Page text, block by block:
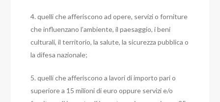
4. quelli che afferiscono ad opere, servizi o forniture
che influenzano l’ambiente, il paesaggio, i beni
culturali, il territorio, la salute, la sicurezza pubblica o
la difesa nazionale;
5. quelli che afferiscono a lavori di importo pari o
superiore a 15 milioni di euro oppure servizi e/o